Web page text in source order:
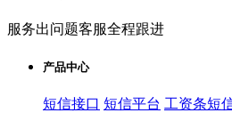
服务出问题客服全程跟进
产品中心
短信接口 短信平台 工资条短